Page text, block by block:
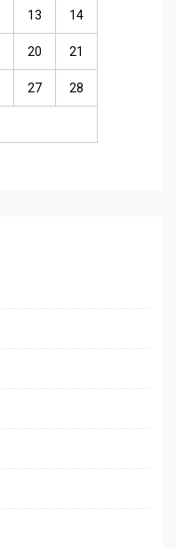
13 14
20 21
27 28